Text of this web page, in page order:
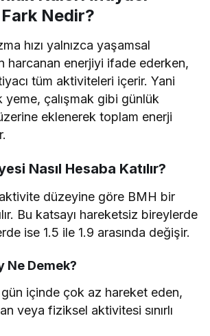
Nedir?
hızı yalnızca yaşamsal
harcanan enerjiyi ifade ederken,
tüm aktiviteleri içerir. Yani
yeme, çalışmak gibi günlük
eklenerek toplam enerji
Nasıl Hesaba Katılır?
düzeyine göre BMH bir
Bu katsayı hareketsiz bireylerde
ise 1.5 ile 1.9 arasında değişir.
Ne Demek?
içinde çok az hareket eden,
veya fiziksel aktivitesi sınırlı